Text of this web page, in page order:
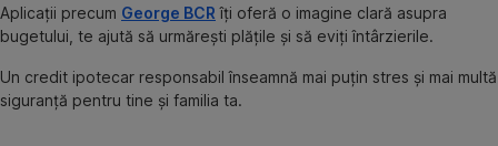
Aplicații precum George BCR îți oferă o imagine clară asupra
bugetului, te ajută să urmărești plățile și să eviți întârzierile.
Un credit ipotecar responsabil înseamnă mai puțin stres și mai multă
siguranță pentru tine și familia ta.